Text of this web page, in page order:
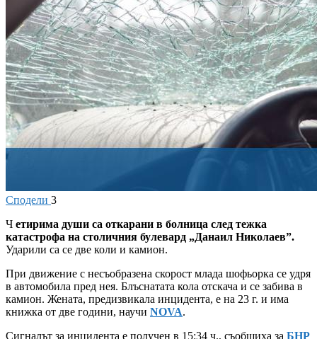
Сподели 3
Ч етирима души са откарани в болница след тежка
катастрофа на столичния булевард „Данаил Николаев”.
Ударили са се две коли и камион.
При движение с несъобразена скорост млада шофьорка се удря
в автомобила пред нея. Блъснатата кола отскача и се забива в
камион. Жената, предизвикала инцидента, е на 23 г. и има
книжка от две години, научи NOVA.
Сигналът за инцидента е получен в 15:34 ч., съобщиха за БНР